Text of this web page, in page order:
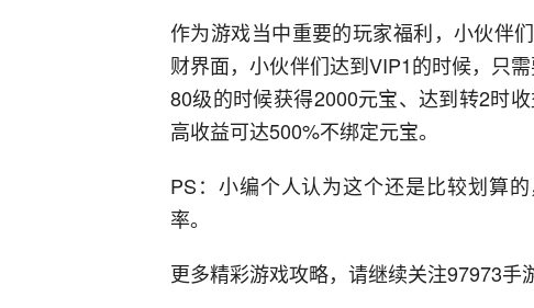
作为游戏当中重要的玩家福利，小伙伴
财界面，小伙伴们达到VIP1的时候，只
80级的时候获得2000元宝、达到转2时
高收益可达500%不绑定元宝。
PS：小编个人认为这个还是比较划算
率。
更多精彩游戏攻略，请继续关注97973手